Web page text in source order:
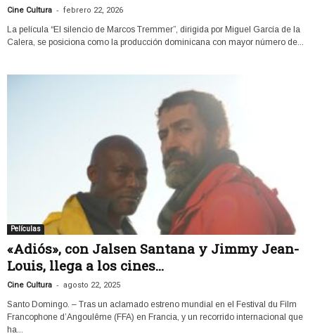
Cine Cultura - febrero 22, 2026
La película “El silencio de Marcos Tremmer”, dirigida por Miguel García de la
Calera, se posiciona como la producción dominicana con mayor número de...
Películas
«Adiós», con Jalsen Santana y Jimmy Jean-
Louis, llega a los cines...
Cine Cultura - agosto 22, 2025
Santo Domingo. – Tras un aclamado estreno mundial en el Festival du Film
Francophone d’Angoulême (FFA) en Francia, y un recorrido internacional que
ha...